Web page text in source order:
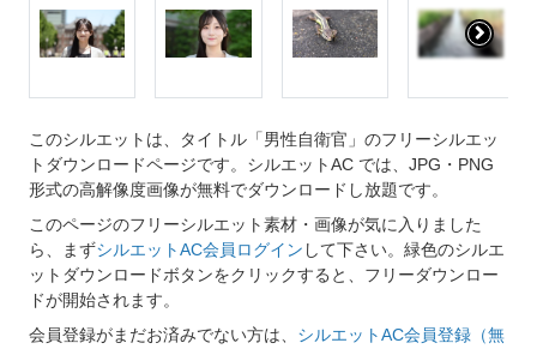
このシルエットは、タイトル「男性自衛官」のフリーシルエッ
トダウンロードページです。シルエットAC では、JPG・PNG
形式の高解像度画像が無料でダウンロードし放題です。
このページのフリーシルエット素材・画像が気に入りました
ら、まずシルエットAC会員ログイン して下さい。緑色のシルエ
ットダウンロードボタンをクリックすると、フリーダウンロー
ドが開始されます。
会員登録がまだお済みでない方は、 シルエットAC会員登録（無